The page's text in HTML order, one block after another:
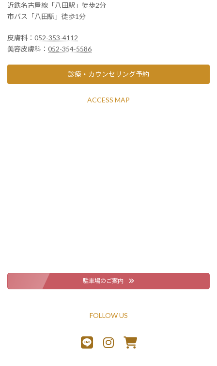
近鉄名古屋線「八田駅」徒歩2分
市バス「八田駅」徒歩1分
皮膚科： 052-353-4112
美容皮膚科： 052-354-5586
診療・カウンセリング予約
ACCESS MAP
駐車場のご案内
FOLLOW US